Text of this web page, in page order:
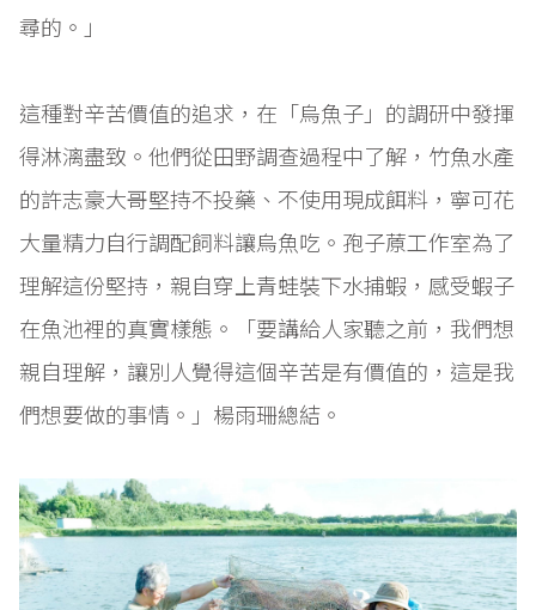
尋的。」
這種對辛苦價值的追求，在「烏魚子」的調研中發揮
得淋漓盡致。他們從田野調查過程中了解，竹魚水產
的許志豪大哥堅持不投藥、不使用現成餌料，寧可花
大量精力自行調配飼料讓烏魚吃。孢子蒝工作室為了
理解這份堅持，親自穿上青蛙裝下水捕蝦，感受蝦子
在魚池裡的真實樣態。「要講給人家聽之前，我們想
親自理解，讓別人覺得這個辛苦是有價值的，這是我
們想要做的事情。」楊雨珊總結。